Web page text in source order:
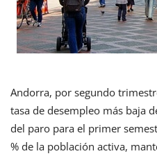
Andorra, por segundo
tasa de desempleo más baja
del paro para el primer
% de la población activa,